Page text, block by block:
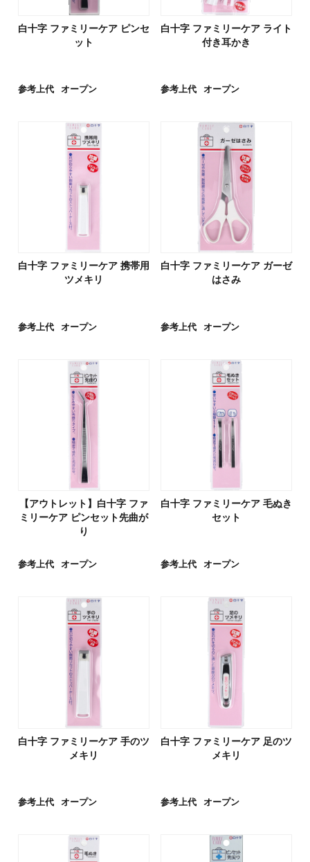
白十字 ファミリーケア ピンセ
ット
参考上代 オープン
白十字 ファミリーケア ライト
付き耳かき
参考上代 オープン
白十字 ファミリーケア 携帯用
ツメキリ
参考上代 オープン
白十字 ファミリーケア ガーゼ
はさみ
参考上代 オープン
【アウトレット】白十字 ファ
ミリーケア ピンセット先曲が
り
参考上代 オープン
白十字 ファミリーケア 毛ぬき
セット
参考上代 オープン
白十字 ファミリーケア 手のツ
メキリ
参考上代 オープン
白十字 ファミリーケア 足のツ
メキリ
参考上代 オープン